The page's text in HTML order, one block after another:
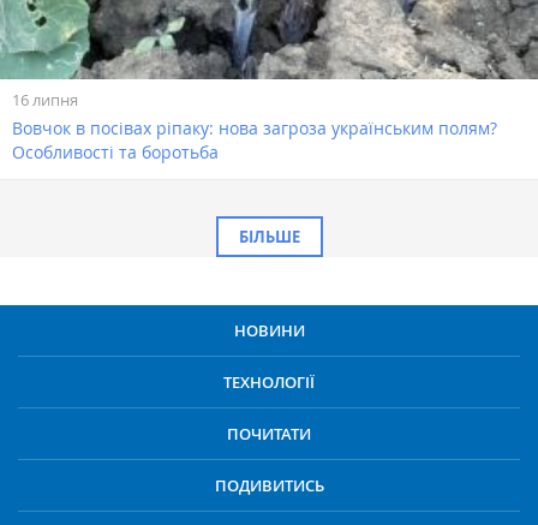
16 липня
Вовчок в посівах ріпаку: нова загроза українським полям?
Особливості та боротьба
БІЛЬШЕ
НОВИНИ
ТЕХНОЛОГІЇ
ПОЧИТАТИ
ПОДИВИТИСЬ